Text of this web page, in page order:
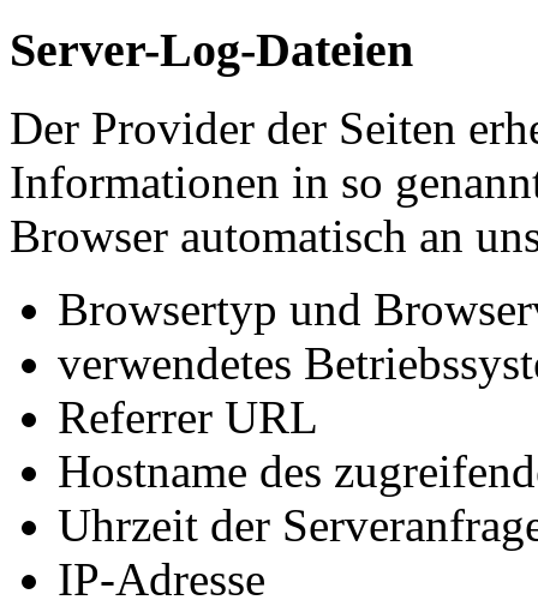
Server-Log-Dateien
Der Provider der Seiten
Informationen in so
Browser automatisch an
Browsertyp und
verwendetes
Referrer URL
Hostname des
Uhrzeit der
IP-Adresse